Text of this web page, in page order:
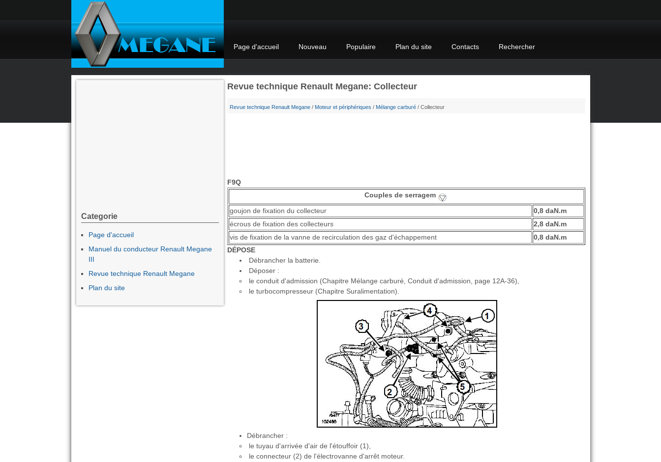
Page d'accueil Nouveau Populaire Plan du site Contacts Rechercher
Revue technique Renault Megane: Collecteur
Revue technique Renault Megane/ Moteur et périphériques / Mélange carburé/ Collecteur
F9Q
Couples de serragem
goujon de fixation du collecteur
0,8 daN.m
écrous de fixation des collecteurs
2,8 daN.m
vis de fixation de la vanne de recirculation des gaz d'échappement
0,8 daN.m
DÉPOSE
Débrancher la batterie.
Déposer :
le conduit d'admission (Chapitre Mélange carburé, Conduit d'admission, page 12A-36),
le turbocompresseur (Chapitre Suralimentation).
Débrancher :
le tuyau d'arrivée d'air de l'étouffoir (1),
le connecteur (2) de l'électrovanne d'arrêt moteur.
Categorie
Page d'accueil
Manuel du conducteur Renault Megane
III
Revue technique Renault Megane
Plan du site